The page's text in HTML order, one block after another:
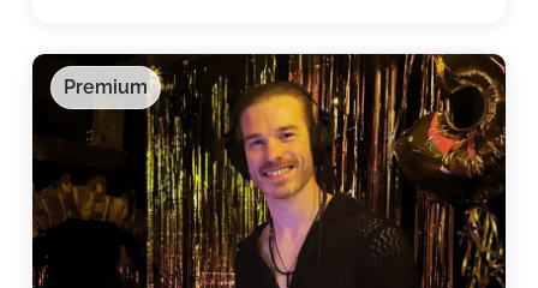
Premium